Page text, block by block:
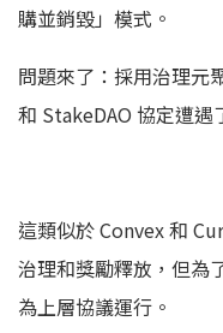
購並銷毀」模式。
問題來了：採用治理元
和 StakeDAO 協定遭遇
這類似於 Convex 和
治理和獎勵釋放，但為
為上層協議運行。